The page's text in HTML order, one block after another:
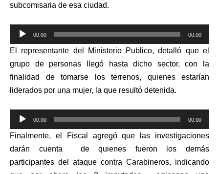
subcomisaria de esa ciudad.
Reproductor
de
audio
00:00 00:00
El representante del Ministerio Publico, detalló que el
grupo de personas llegó hasta dicho sector, con la
finalidad de tomarse los terrenos, quienes estarían
liderados por una mujer, la que resultó detenida.
Reproductor
de
audio
00:00 00:00
Finalmente, el Fiscal agregó que las investigaciones
darán cuenta de quienes fueron los demás
participantes del ataque contra Carabineros, indicando